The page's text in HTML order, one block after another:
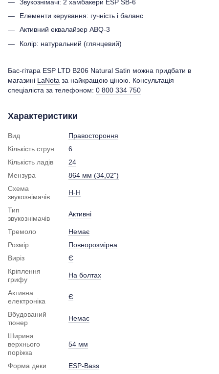
Звукознімачі: 2 хамбакери ESP SB-6
Елементи керування: гучність і баланс
Активний еквалайзер ABQ-3
Колір: натуральний (глянцевий)
Бас-гітара ESP LTD B206 Natural Satin можна придбати в
магазині LaNota за найкращою ціною. Консультація
спеціаліста за телефоном: 0 800 334 750
Характеристики
Вид
Правостороння
Кількість струн
6
Кількість ладів
24
Мензура
864 мм (34,02")
Схема
звукознімачів
H-H
Тип
звукознімачів
Активні
Тремоло
Немає
Розмір
Повнорозмірна
Виріз
Є
Кріплення
грифу
На болтах
Активна
електроніка
Є
Вбудований
тюнер
Немає
Ширина
верхнього
поріжка
54 мм
Форма деки ESP-Bass